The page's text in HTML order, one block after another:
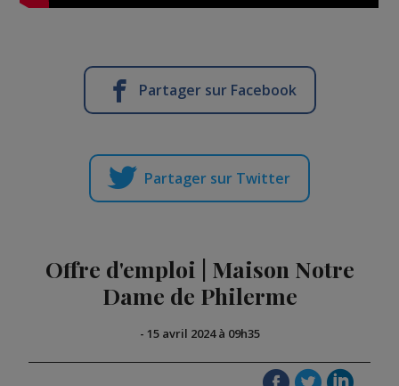
Partager sur Facebook
Partager sur Twitter
Offre d'emploi | Maison Notre
Dame de Philerme
- 15 avril 2024 à 09h35